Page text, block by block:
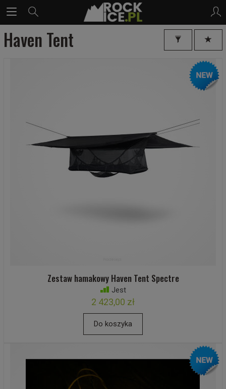
Haven Tent
Zestaw hamakowy Haven Tent Spectre
Jest
2 423,00 zł
Do koszyka